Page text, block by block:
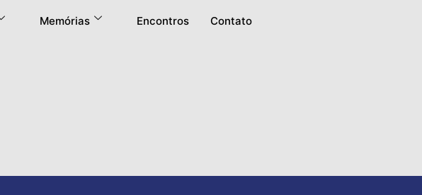
Memórias Encontros Contato